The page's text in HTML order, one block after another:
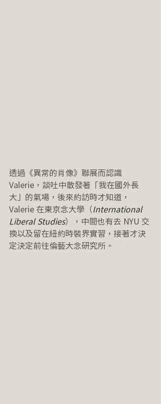
透過《異常的肖像》聯展而認識
Valerie，談吐中散發著「我在國外長
大」的氣場，後來約訪時才知道，
Valerie 在東京念大學（International
Liberal Studies），中間也有去 NYU 交
換以及留在紐約時裝界實習，接著才決
定決定前往倫藝大念研究所。